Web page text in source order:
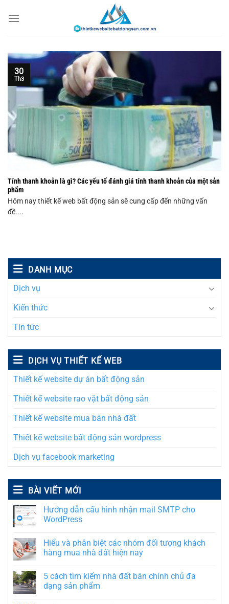
đến
DANH MỤC
Dịch vụ
Kiến thức
Tin tức
DỊCH VỤ THIẾT KẾ WEB
Thiết kế website dự án bất động sản
Thiết kế website rao vặt bất động sản
Thiết kế website mua bán nhà đất
Thiết kế website bất động sản wordpress
Dịch vụ facebook marketing
BÀI VIẾT MỚI
Hướng dẫn cấu hình nhận mail SMTP cho
WordPress
Hiểu và phân biệt các nhóm đối tượng khách
hàng mua nhà đất hiện nay
5 cách tìm kiếm nhà đất bán chính chủ đa
dạng sản phẩm
Tính thanh khoản là gì? Các yếu tố đánh giá tính thanh khoản của một sản
phẩm
Hôm nay thiết kế web bất động sản sẽ cung cấp đến những vấn
đề....
30
Th3